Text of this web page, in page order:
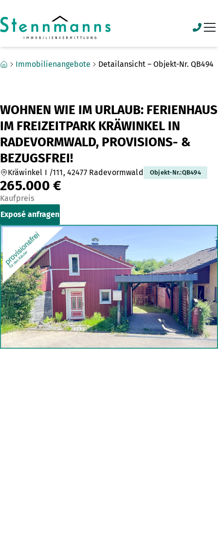
Zum Fuß springen
Immobilienangebote Detailansicht – Objekt-Nr. QB494
WOHNEN WIE IM URLAUB: FERIENHAUS
IM FREIZEITPARK KRÄWINKEL IN
RADEVORMWALD, PROVISIONS- &
BEZUGSFREI!
Kräwinkel I /111, 42477 Radevormwald Objekt-Nr.:QB494
265.000 €
Kaufpreis
Exposé anfragen